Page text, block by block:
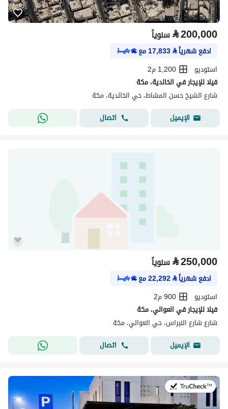
⃁200,000 سنوياً
ادفع شهرياً⃁
17,833مع
استوديو
1,200 م2
فيلا للإيجار في الخالدية، مكة
شارع الشيخ حسن المشاط، حي الخالدية، مكة
الإيميل
اتصال
⃁250,000 سنوياً
ادفع شهرياً⃁
22,292مع
استوديو
900 م2
فيلا للإيجار في العوالي، مكة
شارع شارع النبراس، حي العوالي، مكة
الإيميل
اتصال
في:29 يوليو 2026